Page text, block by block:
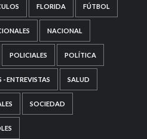
FLORIDA FÚTBOL
NACIONAL
POLICIALES POLÍTICA
ENTREVISTAS SALUD
SOCIEDAD